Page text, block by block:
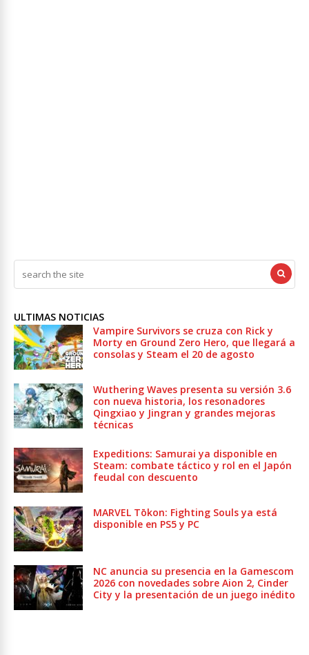
ULTIMAS NOTICIAS
Vampire Survivors se cruza con Rick y
Morty en Ground Zero Hero, que llegará a
consolas y Steam el 20 de agosto
Wuthering Waves presenta su versión 3.6
con nueva historia, los resonadores
Qingxiao y Jingran y grandes mejoras
técnicas
Expeditions: Samurai ya disponible en
Steam: combate táctico y rol en el Japón
feudal con descuento
MARVEL Tōkon: Fighting Souls ya está
disponible en PS5 y PC
NC anuncia su presencia en la Gamescom
2026 con novedades sobre Aion 2, Cinder
City y la presentación de un juego inédito